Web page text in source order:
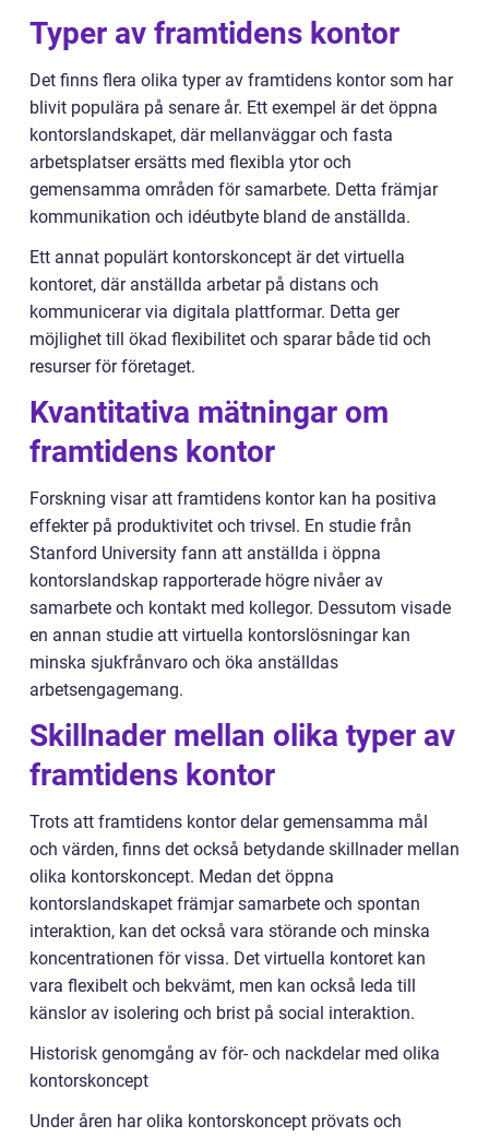
Typer av framtidens kontor
Det finns flera olika typer av framtidens kontor som har
blivit populära på senare år. Ett exempel är det öppna
kontorslandskapet, där mellanväggar och fasta
arbetsplatser ersätts med flexibla ytor och
gemensamma områden för samarbete. Detta främjar
kommunikation och idéutbyte bland de anställda.
Ett annat populärt kontorskoncept är det virtuella
kontoret, där anställda arbetar på distans och
kommunicerar via digitala plattformar. Detta ger
möjlighet till ökad flexibilitet och sparar både tid och
resurser för företaget.
Kvantitativa mätningar om
framtidens kontor
Forskning visar att framtidens kontor kan ha positiva
effekter på produktivitet och trivsel. En studie från
Stanford University fann att anställda i öppna
kontorslandskap rapporterade högre nivåer av
samarbete och kontakt med kollegor. Dessutom visade
en annan studie att virtuella kontorslösningar kan
minska sjukfrånvaro och öka anställdas
arbetsengagemang.
Skillnader mellan olika typer av
framtidens kontor
Trots att framtidens kontor delar gemensamma mål
och värden, finns det också betydande skillnader mellan
olika kontorskoncept. Medan det öppna
kontorslandskapet främjar samarbete och spontan
interaktion, kan det också vara störande och minska
koncentrationen för vissa. Det virtuella kontoret kan
vara flexibelt och bekvämt, men kan också leda till
känslor av isolering och brist på social interaktion.
Historisk genomgång av för- och nackdelar med olika
kontorskoncept
Under åren har olika kontorskoncept prövats och